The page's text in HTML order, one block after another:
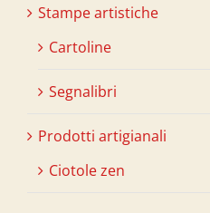
Stampe artistiche
Cartoline
Segnalibri
Prodotti artigianali
Ciotole zen